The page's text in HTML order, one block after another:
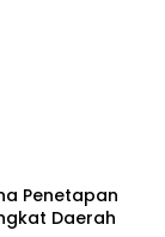
Penetapan
Daerah